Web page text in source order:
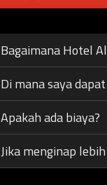
Bagaimana Hotel
Di mana saya
Apakah ada biaya?
Jika menginap